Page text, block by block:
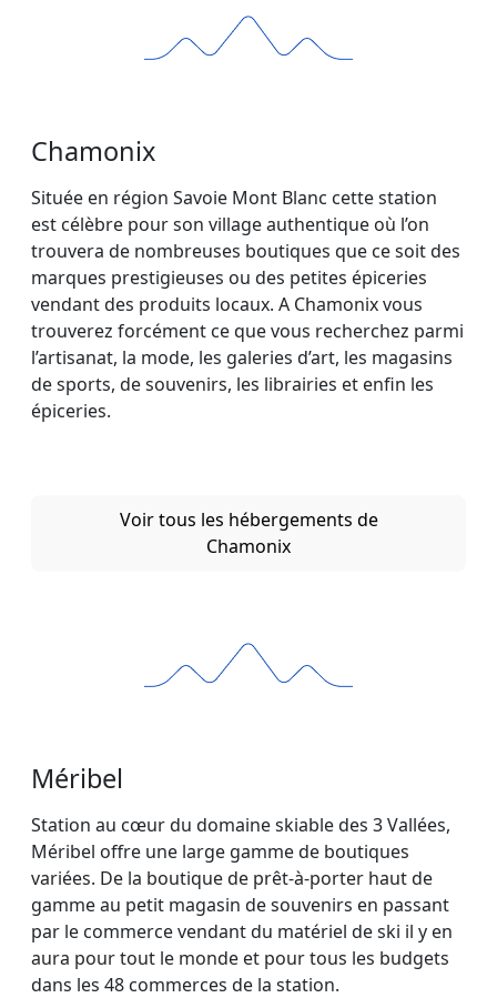
Chamonix
Située en région Savoie Mont Blanc cette station
est célèbre pour son village authentique où l’on
trouvera de nombreuses boutiques que ce soit des
marques prestigieuses ou des petites épiceries
vendant des produits locaux. A Chamonix vous
trouverez forcément ce que vous recherchez parmi
l’artisanat, la mode, les galeries d’art, les magasins
de sports, de souvenirs, les librairies et enfin les
épiceries.
Voir tous les hébergements de
Chamonix
Méribel
Station au cœur du domaine skiable des 3 Vallées,
Méribel offre une large gamme de boutiques
variées. De la boutique de prêt-à-porter haut de
gamme au petit magasin de souvenirs en passant
par le commerce vendant du matériel de ski il y en
aura pour tout le monde et pour tous les budgets
dans les 48 commerces de la station.